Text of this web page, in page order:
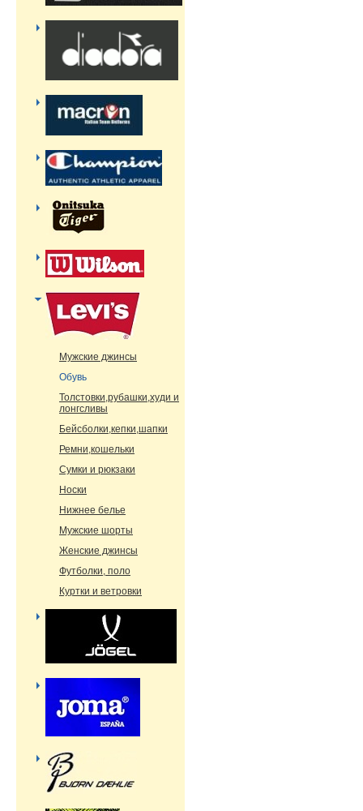
Мужские джинсы
Обувь
Толстовки,рубашки,худи и
лонгсливы
Бейсболки,кепки,шапки
Ремни,кошельки
Сумки и рюкзаки
Носки
Нижнее белье
Мужские шорты
Женские джинсы
Футболки, поло
Куртки и ветровки